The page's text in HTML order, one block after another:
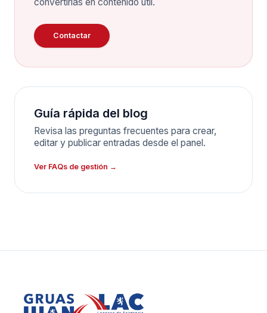
Contactar
Guía rápida del blog
Revisa las preguntas frecuentes para crear,
editar y publicar entradas desde el panel.
Ver FAQs de gestión →